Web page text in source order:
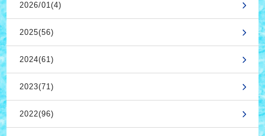
2026/01(4)
2025(56)
2024(61)
2023(71)
2022(96)